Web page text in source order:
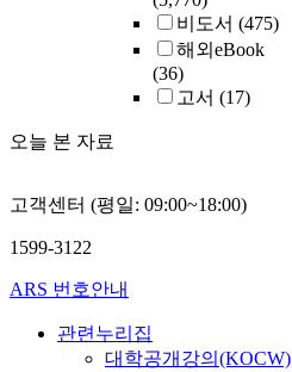
비도서 (475)
해외eBook
(36)
고서 (17)
오늘 본 자료
고객센터 (평일: 09:00~18:00)
1599-3122
ARS 번호안내
관련누리집
대학공개강의(KOCW)